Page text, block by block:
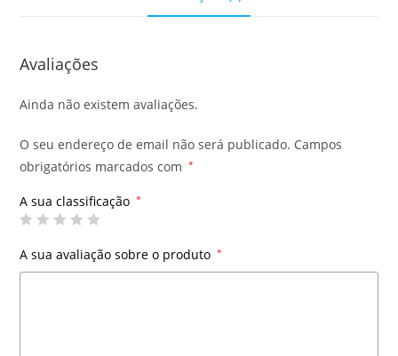
Avaliações
Ainda não existem avaliações.
O seu endereço de email não será publicado. Campos
obrigatórios marcados com
*
A sua classificação *
A sua avaliação sobre o produto *